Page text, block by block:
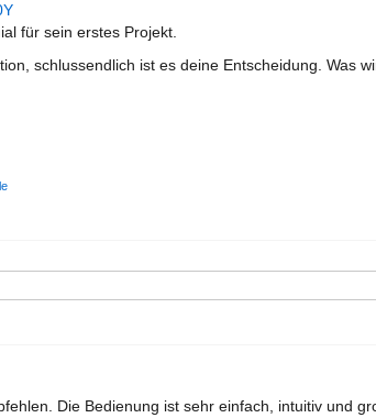
für sein erstes Projekt.
schlussendlich ist es deine Entscheidung. Was
Die Bedienung ist sehr einfach, intuitiv und